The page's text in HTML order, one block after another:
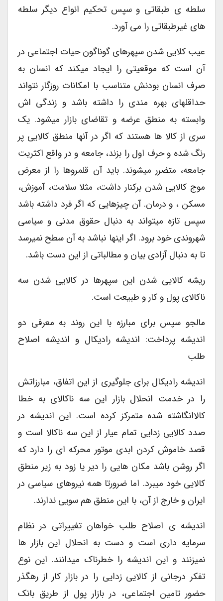
سلطه ی طبقاتی و سپس تحکیم انواع دیگر سلطه
های غیرطبقاتی را می آورد.
عیب کلایی شدن سپهرهای گوناگون حیات اجتماعی در
آن است که موقعیتی را ایجاد میکند که انسان به
صرف انسان بودنش متناسب با امکانات روزگار نتواند
حداقلهای بهره مندی را داشته باشد و زندگی اش
وابسته به منطق عرضه و تقاضای بازار میشود. یک
سری از کالا ها هستند که اگر در آنها منطق کالایی پر
رنگ شده و حرف اول را بزند، جامعه و در واقع اکثریت
جامعه، متضرر میشوند. باید آن قلمروها را از معرض
موج کالایی شدن برکنار داشت، مثلا سلامت، آموزش،
مسکن ، و درمان. آن چیزهایی که اگر فرد داشته باشد
سپس تازه میتواند به دنبال حقوق مدنی و سیاسی
شهروندی خود برود. اگر اینها نباشد به آن سطح نمیرسد
تا به دنبال آزادی بیان و مطالباتی از این دست باشد.
ریشه کالایی شدن این سپهرها در کالایی شدن سه
ناکالای پول و کار و طبیعت است.
مالجو سپس برای مبارزه با این روند به معرفی دو
اندیشه پرداخت: اندیشه رادیکال و اندیشه اصلاح
طلب
اندیشه رادیکال برای جلوگیری از این اتفاق، مبارزاتش
را در خدمت انحلال بازار این سه ناکالای به خطا
کالاانگاشته شده متمرکز کرده است. این اندیشه در
صدد کالایی زدایی تمام عیار از این سه ناکالا است و
قصد خاموش کردن ابدی موتور محرکه ای را دارد که
اگر روشن باشد مکان هایی را دیر یا زود به زیر منطق
کالایی خود میبرد. اما ضرورتا همه نیروهای سیاسی در
ایران و خارج از آن، با این منطق هم سویی ندارند.
اندیشه ی اصلاح طلب خواهان تغییراتی در نظام
سرمایه داری است و دست به انحلال این بازار ها
نمیزنند و این اندیشه را خطرناک میدانند. این نوع
تفکر درجانی از کالایی زدایی را در بازار کار از رهگذر
حضور تامین اجتماعی، در بازار پول از طریق بانک